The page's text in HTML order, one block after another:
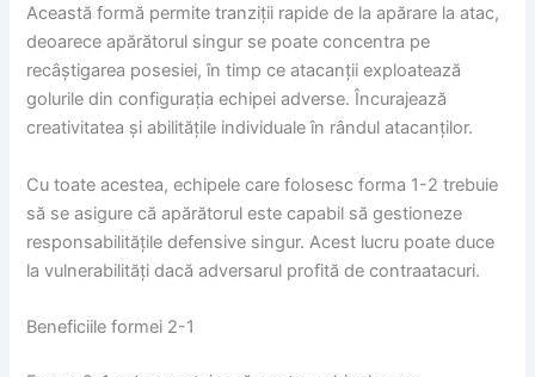
Această formă permite tranziții rapide de la apărare la atac,
deoarece apărătorul singur se poate concentra pe
recâștigarea posesiei, în timp ce atacanții exploatează
golurile din configurația echipei adverse. Încurajează
creativitatea și abilitățile individuale în rândul atacanților.
Cu toate acestea, echipele care folosesc forma 1-2 trebuie
să se asigure că apărătorul este capabil să gestioneze
responsabilitățile defensive singur. Acest lucru poate duce
la vulnerabilități dacă adversarul profită de contraatacuri.
Beneficiile formei 2-1